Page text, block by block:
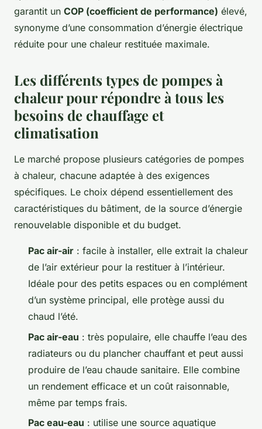
garantit un COP (coefficient de performance) élevé,
synonyme d’une consommation d’énergie électrique
réduite pour une chaleur restituée maximale.
Les différents types de pompes à
chaleur pour répondre à tous les
besoins de chauffage et
climatisation
Le marché propose plusieurs catégories de pompes
à chaleur, chacune adaptée à des exigences
spécifiques. Le choix dépend essentiellement des
caractéristiques du bâtiment, de la source d’énergie
renouvelable disponible et du budget.
Pac air-air : facile à installer, elle extrait la chaleur
de l’air extérieur pour la restituer à l’intérieur.
Idéale pour des petits espaces ou en complément
d’un système principal, elle protège aussi du
chaud l’été.
Pac air-eau : très populaire, elle chauffe l’eau des
radiateurs ou du plancher chauffant et peut aussi
produire de l’eau chaude sanitaire. Elle combine
un rendement efficace et un coût raisonnable,
même par temps frais.
Pac eau-eau : utilise une source aquatique